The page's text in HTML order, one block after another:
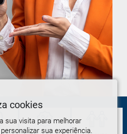
cookies
sua visita para melhorar
sua experiência.